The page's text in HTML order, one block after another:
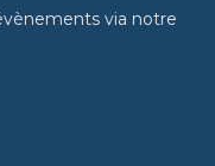
via notre